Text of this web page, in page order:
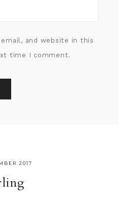
email, and website in this
time I comment.
2017